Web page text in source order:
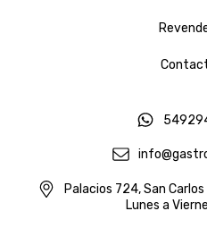
Palacios 724, San
Lunes a